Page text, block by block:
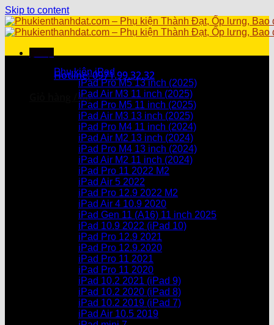
Skip to content
Hotline: 0971.99.32.32
Giỏ hàng /0₫
Chưa có sản phẩm trong giỏ hàng.
Chưa có sản phẩm trong giỏ hàng.
Danh mục sản phẩm
Phụ kiện iPad
iPad Pro M5 13 inch (2025)
iPad Air M3 11 inch (2025)
iPad Pro M5 11 inch (2025)
iPad Air M3 13 inch (2025)
iPad Pro M4 11 inch (2024)
iPad Air M2 13 inch (2024)
iPad Pro M4 13 inch (2024)
iPad Air M2 11 inch (2024)
iPad Pro 11 2022 M2
iPad Air 5 2022
iPad Pro 12.9 2022 M2
iPad Air 4 10.9 2020
iPad Gen 11 (A16) 11 inch 2025
iPad 10.9 2022 (iPad 10)
iPad Pro 12.9 2021
iPad Pro 12.9.2020
iPad Pro 11 2021
iPad Pro 11 2020
iPad 10.2 2021 (iPad 9)
iPad 10.2 2020 (iPad 8)
iPad 10.2 2019 (iPad 7)
iPad Air 10.5 2019